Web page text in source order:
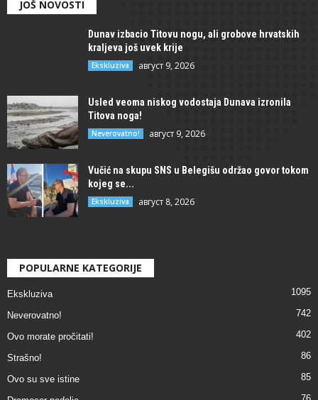
JOŠ NOVOSTI
Dunav izbacio Titovu nogu, ali grobove hrvatskih
kraljeva još uvek krije
Ekskluziva август 9, 2026
Usled veoma niskog vodostaja Dunava izronila
Titova noga!
Neverovatno! август 9, 2026
Vučić na skupu SNS u Belegišu održao govor tokom
kojeg se...
Ekskluziva август 8, 2026
POPULARNE KATEGORIJE
Ekskluziva 1095
Neverovatno! 742
Ovo morate pročitati! 402
Strašno! 86
Ovo su sve istine 85